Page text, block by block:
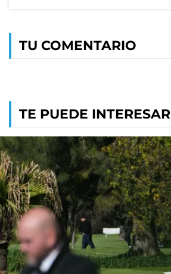
TU COMENTARIO
TE PUEDE INTERESAR